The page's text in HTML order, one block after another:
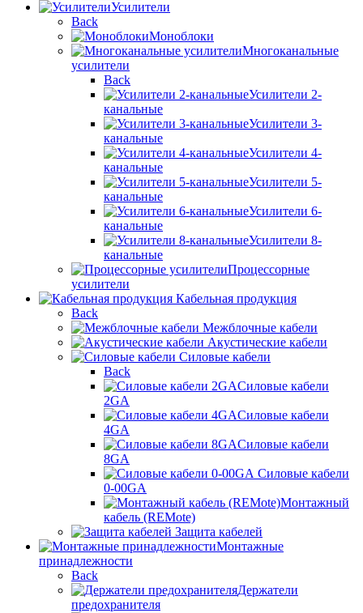
Усилители
Back
Моноблоки
Многоканальные
усилители
Back
Усилители 2-
канальные
Усилители 3-
канальные
Усилители 4-
канальные
Усилители 5-
канальные
Усилители 6-
канальные
Усилители 8-
канальные
Процессорные
усилители
Кабельная продукция
Back
Межблочные кабели
Акустические кабели
Силовые кабели
Back
Силовые кабели
2GA
Силовые кабели
4GA
Силовые кабели
8GA
Силовые кабели
0-00GA
Монтажный
кабель (REMote)
Защита кабелей
Монтажные
принадлежности
Back
Держатели
предохранителя